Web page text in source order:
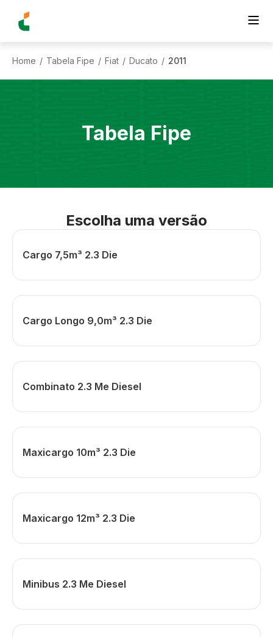
Home / Tabela Fipe / Fiat / Ducato / 2011
Tabela Fipe
Escolha uma versão
Cargo 7,5m³ 2.3 Die
Cargo Longo 9,0m³ 2.3 Die
Combinato 2.3 Me Diesel
Maxicargo 10m³ 2.3 Die
Maxicargo 12m³ 2.3 Die
Minibus 2.3 Me Diesel